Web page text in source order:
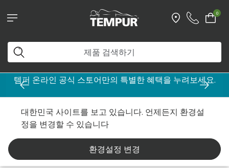
0
템퍼 온라인 공식 스토어만의 특별한 혜택을 누려보세요.
대한민국 사이트를 보고 있습니다. 언제든지 환경설
정을 변경할 수 있습니다
환경설정 변경
매트리스 By Range TEMPUR PRIMA SmartCool